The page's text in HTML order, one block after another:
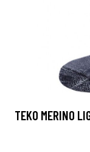
TEKO MERINO